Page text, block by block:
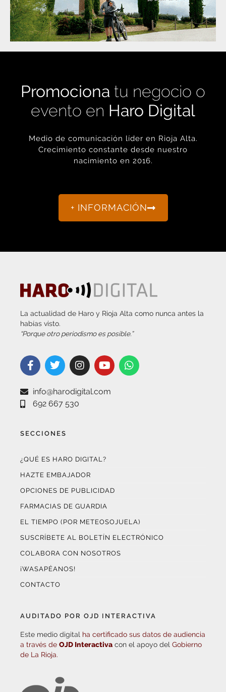
Promociona tu negocio o
evento en Haro Digital
Medio de comunicación líder en Rioja Alta.
Crecimiento constante desde nuestro
nacimiento en 2016.
+ INFORMACIÓN
La actualidad de Haro y Rioja Alta como nunca antes la
habías visto.
“Porque otro periodismo es posible.”
info@harodigital.com
692 667 530
SECCIONES
¿QUÉ ES HARO DIGITAL?
HAZTE EMBAJADOR
OPCIONES DE PUBLICIDAD
FARMACIAS DE GUARDIA
EL TIEMPO (POR METEOSOJUELA)
SUSCRÍBETE AL BOLETÍN ELECTRÓNICO
COLABORA CON NOSOTROS
¡WASAPÉANOS!
CONTACTO
AUDITADO POR OJD INTERACTIVA
Este medio digital ha certificado sus datos de audiencia
a través de OJD Interactiva con el apoyo del Gobierno
de La Rioja.